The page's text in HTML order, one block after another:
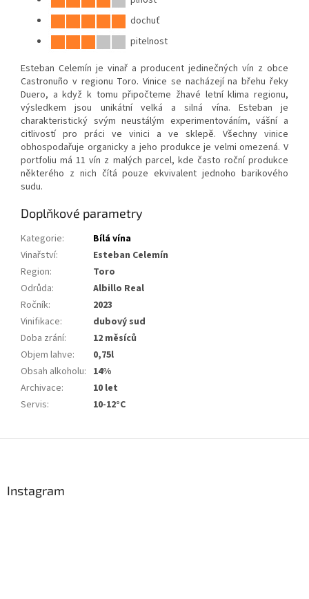
dochuť
pitelnost
Esteban Celemín je vinař a producent jedinečných vín z obce
Castronuño v regionu Toro. Vinice se nacházejí na břehu řeky
Duero, a když k tomu připočteme žhavé letní klima regionu,
výsledkem jsou unikátní velká a silná vína.
Esteban je
charakteristický svým neustálým experimentováním, vášní a
citlivostípro práci ve vinici a ve sklepě. Všechny vinice
obhospodařuje organicky a jeho produkce je velmi omezená. V
portfoliu má 11 vín z malých parcel, kde často roční produkce
některého z nich čítá pouze ekvivalent jednoho barikového
sudu.
Doplňkové parametry
Kategorie:
Bílá vína
Vinařství:
Esteban Celemín
Region:
Toro
Odrůda:
Albillo Real
Ročník:
2023
Vinifikace:
dubový sud
Doba zrání:
12 měsíců
Objem lahve:
0,75l
Obsah alkoholu: 14%
Archivace:
10 let
Servis: 10-12°C
Instagram